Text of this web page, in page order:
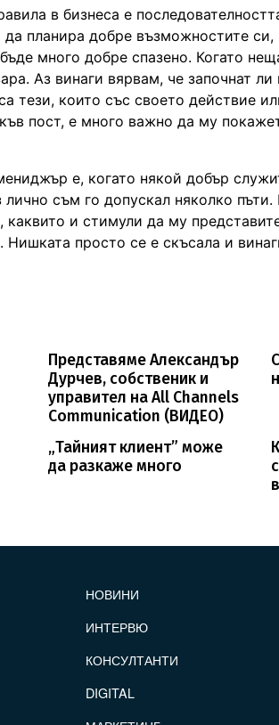
в бизнеса е
планира добре възможностите
много добре спазено. Когато
Аз винаги вярвам, че започнат
тези, които със своето действие
пост, е много важно да му
е, когато някой добър
лично съм го допускал няколко
каквито и стимули да му
просто се е скъсала и
Представяме Александър
Дурчев, собственик и
управител на All Channels
Communication (ВИДЕО)
„Тайният клиент” може
да разкаже много
НОВИНИ
ИНТЕРВЮ
КОНСУЛТАНТИ
DIGITAL